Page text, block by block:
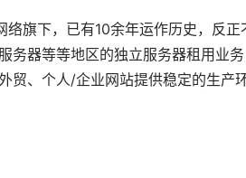
旗下，已有10余年运作历史，反
务器等等地区的独立服务器租用业
、个人/企业网站提供稳定的生产环